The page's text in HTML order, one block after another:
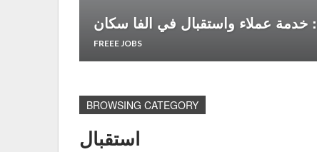
عملاء واستقبال في الفا سكان
FREEE JOBS
BROWSING CATEGORY
استقبال